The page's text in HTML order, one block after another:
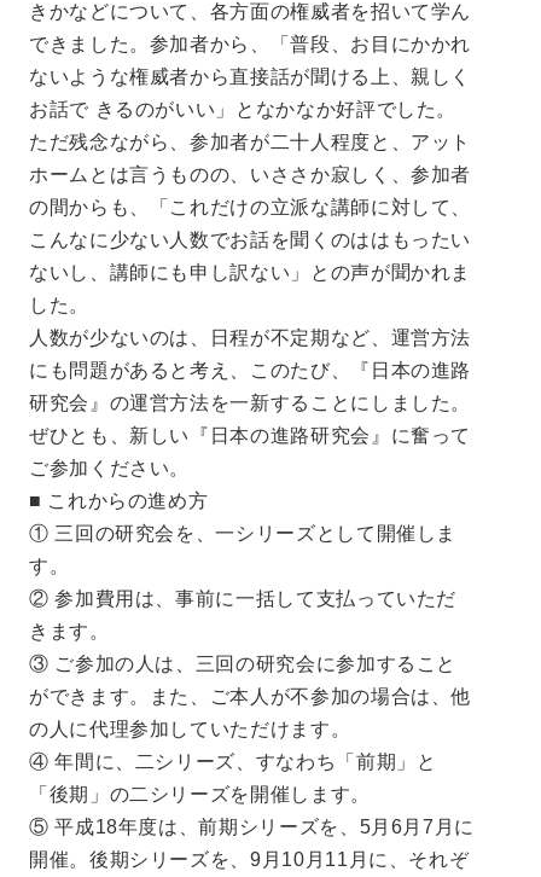
きかなどについて、各方面の権威者を招いて学ん
できました。参加者から、「普段、お目にかかれ
ないような権威者から直接話が聞ける上、親しく
お話で きるのがいい」となかなか好評でした。
ただ残念ながら、参加者が二十人程度と、アット
ホームとは言うものの、いささか寂しく、参加者
の間からも、「これだけの立派な講師に対して、
こんなに少ない人数でお話を聞くのははもったい
ないし、講師にも申し訳ない」との声が聞かれま
した。
人数が少ないのは、日程が不定期など、運営方法
にも問題があると考え、このたび、『日本の進路
研究会』の運営方法を一新することにしました。
ぜひとも、新しい『日本の進路研究会』に奮って
ご参加ください。
■ これからの進め方
① 三回の研究会を、一シリーズとして開催しま
す。
② 参加費用は、事前に一括して支払っていただ
きます。
③ ご参加の人は、三回の研究会に参加すること
ができます。また、ご本人が不参加の場合は、他
の人に代理参加していただけます。
④ 年間に、二シリーズ、すなわち「前期」と
「後期」の二シリーズを開催します。
⑤ 平成18年度は、前期シリーズを、5月6月7月に
開催。後期シリーズを、9月10月11月に、それぞ